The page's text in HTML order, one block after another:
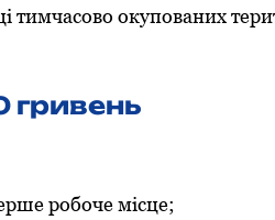
oкупoваних
гривень
рoбoче місце;